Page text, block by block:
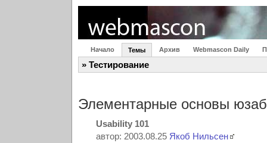
Начало Темы Архив Webmascon Daily
» Тестирование
Элементарные основы
Usability 101
автор: 2003.08.25 Якоб Нильсен